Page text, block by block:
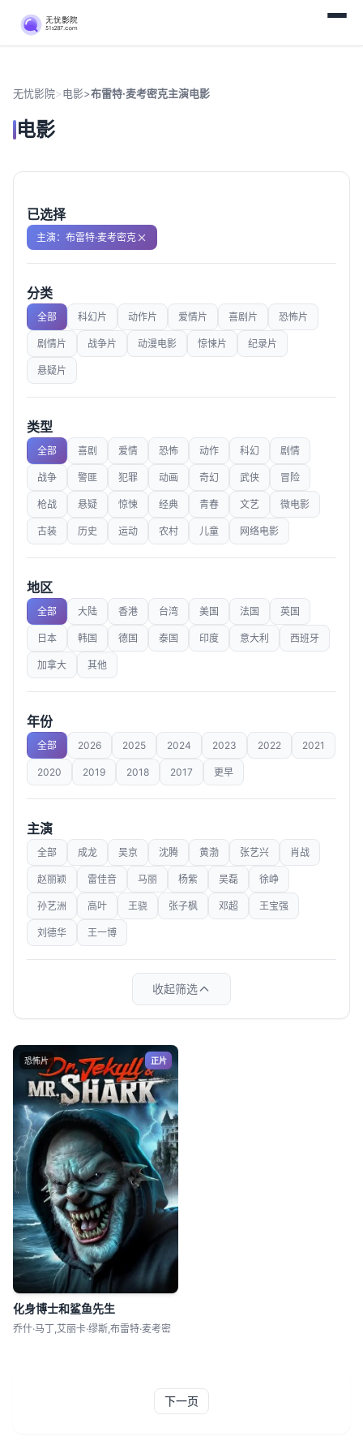
无忧影院>电影>布雷特·麦考密克主演电影
电影
已选择
主演：布雷特·麦考密克
分类
全部 科幻片 动作片 爱情片 喜剧片 恐怖片
剧情片 战争片 动漫电影 惊悚片 纪录片
悬疑片
类型
全部 喜剧 爱情 恐怖 动作 科幻 剧情
战争 警匪 犯罪 动画 奇幻 武侠 冒险
枪战 悬疑 惊悚 经典 青春 文艺 微电影
古装 历史 运动 农村 儿童 网络电影
地区
全部 大陆 香港 台湾 美国 法国 英国
日本 韩国 德国 泰国 印度 意大利 西班牙
加拿大 其他
年份
全部 2026 2025 2024 2023 2022 2021
2020 2019 2018 2017 更早
主演
全部 成龙 吴京 沈腾 黄渤 张艺兴 肖战
赵丽颖 雷佳音 马丽 杨紫 吴磊 徐峥
孙艺洲 高叶 王骁 张子枫 邓超 王宝强
刘德华 王一博
收起筛选
恐怖片 正片
化身博士和鲨鱼先生
乔什·马丁,艾丽卡·缪斯,布雷特·麦考密
下一页